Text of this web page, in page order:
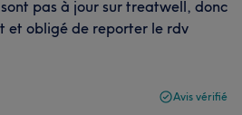
pas à jour sur treatwell, donc
et obligé de reporter le rdv
Avis vérifié